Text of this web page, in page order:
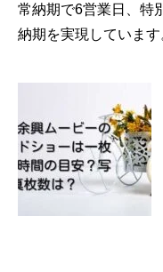
常納期で6営業日、特
納期を実現しています